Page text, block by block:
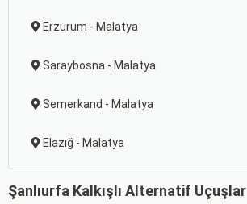
Erzurum - Malatya
Saraybosna - Malatya
Semerkand - Malatya
Elazığ - Malatya
Şanlıurfa Kalkışlı Alternatif Uçuşlar